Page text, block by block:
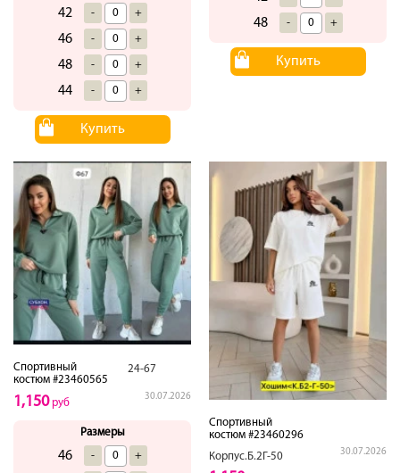
42 - +
46 - +
48 - +
44 - +
Купить
48 - +
Купить
Спортивный
костюм #23460565
24-67
30.07.2026
1,150руб
Размеры
46 - +
Спортивный
костюм #23460296
Корпус.Б.2Г-50
30.07.2026